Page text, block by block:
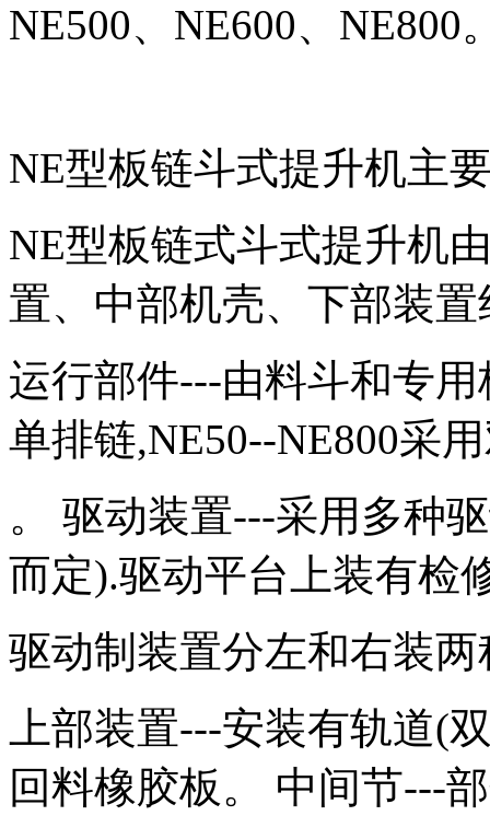
NE500、NE600、NE800
NE型板链斗式提升机主
NE型板链式斗式提升机
置、中部机壳、下部装置
运行部件---由料斗和专
单排链,NE50--NE800采
。 驱动装置---采用多种
而定).驱动平台上装有检
驱动制装置分左和右装两
上部装置---安装有轨道(
回料橡胶板。 中间节---